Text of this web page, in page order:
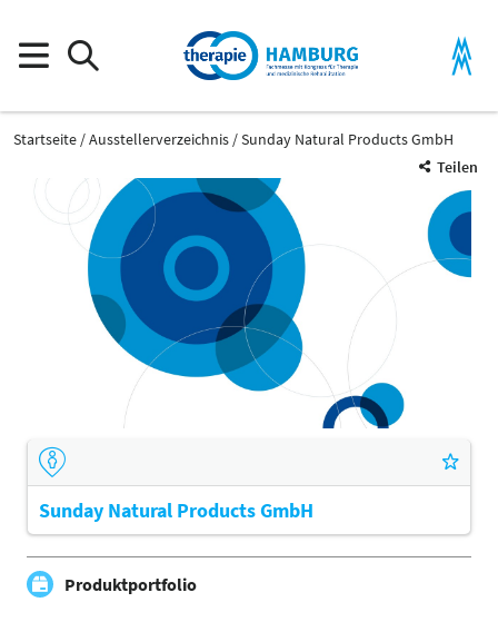
Startseite Ausstellerverzeichnis
Sunday Natural Products GmbH
Teilen
Sunday Natural Products GmbH
Produktportfolio